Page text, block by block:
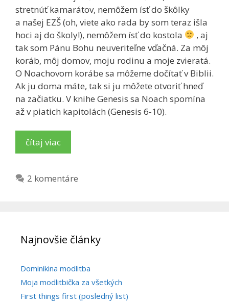
stretnúť kamarátov, nemôžem ísť do škôlky
a našej EZŠ (oh, viete ako rada by som teraz išla
hoci aj do školy!), nemôžem ísť do kostola
, aj
tak som Pánu Bohu neuveriteľne vďačná. Za môj
koráb, môj domov, moju rodinu a moje zvieratá.
O Noachovom korábe sa môžeme dočítať v Biblii.
Ak ju doma máte, tak si ju môžete otvoriť hneď
na začiatku. V knihe Genesis sa Noach spomína
až v piatich kapitolách (Genesis 6-10).
čítaj viac
2 komentáre
Najnovšie články
Dominikina modlitba
Moja modlitbička za všetkých
First things first (posledný list)